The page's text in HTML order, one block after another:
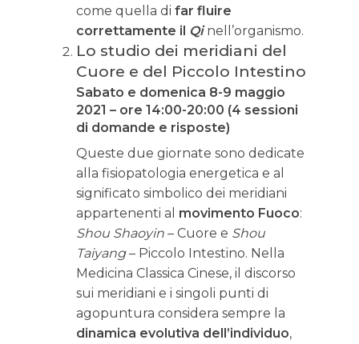
come quella di far fluire
correttamente il Qinell’organismo.
Lo studio dei meridiani del
Cuore e del Piccolo Intestino
Sabato e domenica 8-9 maggio
2021 – ore 14:00-20:00 (4 sessioni
di domande e risposte)
Queste due giornate sono dedicate
alla fisiopatologia energetica e al
significato simbolico dei meridiani
appartenenti al movimento Fuoco:
Shou Shaoyin – Cuore e Shou
Taiyang– Piccolo Intestino. Nella
Medicina Classica Cinese, il discorso
sui meridiani e i singoli punti di
agopuntura considera sempre la
dinamica evolutiva dell’individuo,